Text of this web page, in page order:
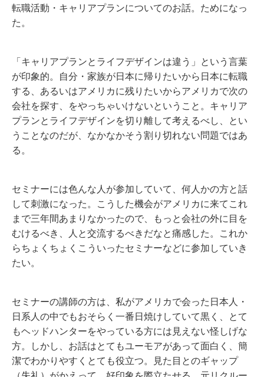
転職活動・キャリアプランについてのお話。ためになっ
た。
「キャリアプランとライフデザインは違う」という言葉
が印象的。自分・家族が日本に帰りたいから日本に転職
する、あるいはアメリカに残りたいからアメリカで次の
会社を探す、をやっちゃいけないということ。キャリア
プランとライフデザインを切り離して考えるべし、とい
うことなのだが、なかなかそう割り切れない問題ではあ
る。
セミナーには色んな人が参加していて、何人かの方と話
して刺激になった。こうした機会がアメリカに来てこれ
まで三年間あまりなかったので、もっと会社の外に目を
むけるべき、人と交流するべきだなと痛感した。これか
らちょくちょくこういったセミナーなどに参加していき
たい。
セミナーの講師の方は、私がアメリカで会った日本人・
日系人の中でもおそらく一番日焼けしていて黒く、とて
もヘッドハンターをやっている方には見えない怪しげな
方。しかし、お話はとてもユーモアがあって面白く、簡
潔でわかりやすくとても役立つ。見た目とのギャップ